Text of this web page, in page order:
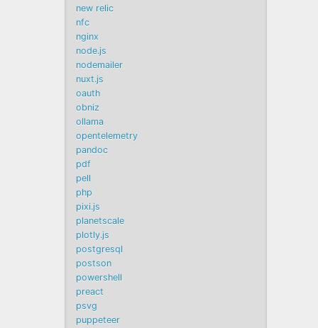
new relic
nfc
nginx
node.js
nodemailer
nuxt.js
oauth
obniz
ollama
opentelemetry
pandoc
pdf
pell
php
pixi.js
planetscale
plotly.js
postgresql
postson
powershell
preact
psvg
puppeteer